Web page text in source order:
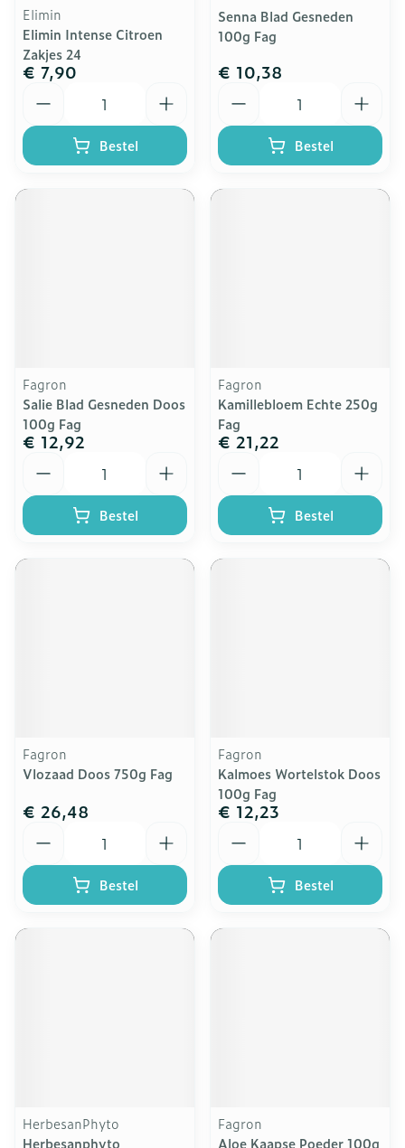
Elimin
Elimin Intense Citroen
Zakjes 24
€ 7,90
Bestel
Senna Blad Gesneden
100g Fag
€ 10,38
Bestel
Fagron
Salie Blad Gesneden Doos
100g Fag
€ 12,92
Bestel
Fagron
Kamillebloem Echte 250g
Fag
€ 21,22
Bestel
Fagron
Vlozaad Doos 750g Fag
€ 26,48
Bestel
Fagron
Kalmoes Wortelstok Doos
100g Fag
€ 12,23
Bestel
HerbesanPhyto
Herbesanphyto
Fagron
Aloe Kaapse Poeder 100g